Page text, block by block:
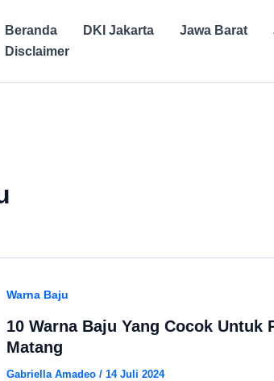
Beranda DKI Jakarta Jawa Barat
Disclaimer
Warna Baju
10 Warna Baju Yang Cocok Untuk
Matang
Gabriella Amadeo / 14 Juli 2024